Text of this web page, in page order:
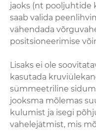
jaoks (nt pooljuhtide
saab valida
vähendada
positsioneerimise
Lisaks ei ole
kasutada
sümmeetriline
jooksma mõlemas
kulumist ja isegi
vahelejätmist, mis